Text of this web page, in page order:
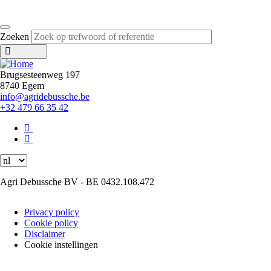
Zoeken
Brugsesteenweg 197
8740 Egem
info@agridebussche.be
+32 479 66 35 42
Select
your
language
Agri Debussche BV - BE 0432.108.472
Footer
menu
Privacy policy
Cookie policy
Disclaimer
Cookie instellingen